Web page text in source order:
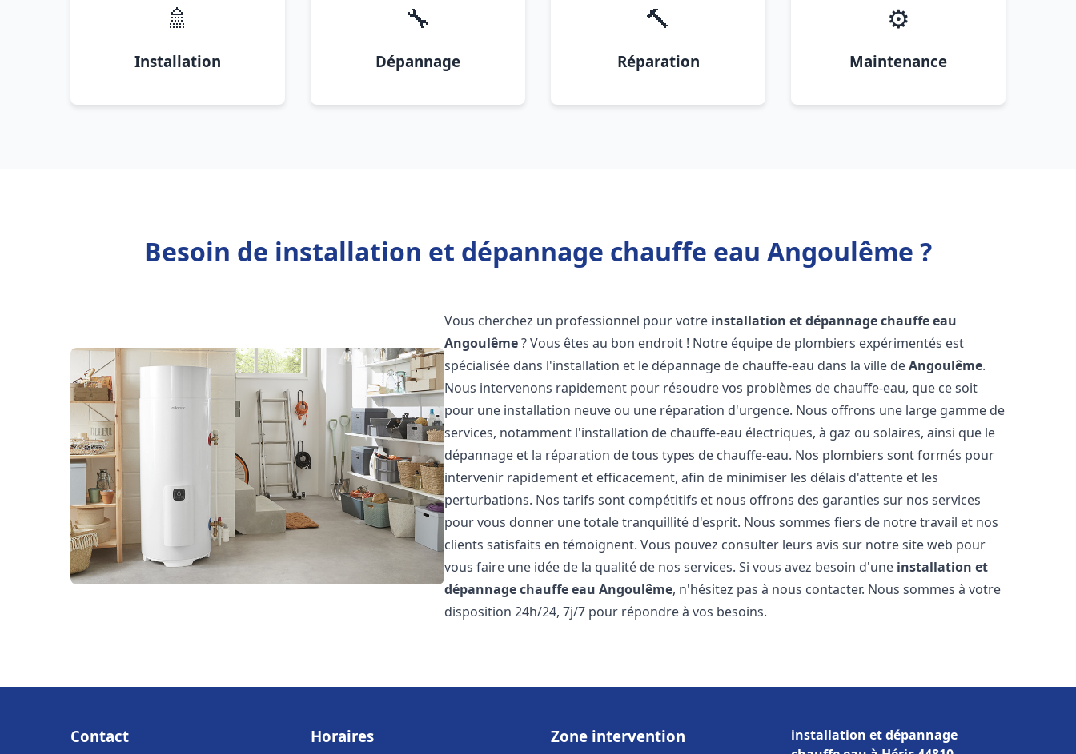
🚿
Installation
🔧
Dépannage
🔨
Réparation
⚙️
Maintenance
Besoin de installation et dépannage chauffe eau Angoulême ?
Vous cherchez un professionnel pour votre installation et dépannage chauffe eau
Angoulême? Vous êtes au bon endroit ! Notre équipe de plombiers expérimentés est
spécialisée dans l'installation et le dépannage de chauffe-eau dans la ville deAngoulême.
Nous intervenons rapidement pour résoudre vos problèmes de chauffe-eau, que ce soit
pour une installation neuve ou une réparation d'urgence. Nous offrons une large gamme de
services, notamment l'installation de chauffe-eau électriques, à gaz ou solaires, ainsi que le
dépannage et la réparation de tous types de chauffe-eau. Nos plombiers sont formés pour
intervenir rapidement et efficacement, afin de minimiser les délais d'attente et les
perturbations. Nos tarifs sont compétitifs et nous offrons des garanties sur nos services
pour vous donner une totale tranquillité d'esprit. Nous sommes fiers de notre travail et nos
clients satisfaits en témoignent. Vous pouvez consulter leurs avis sur notre site web pour
vous faire une idée de la qualité de nos services. Si vous avez besoin d'une installation et
dépannage chauffe eau Angoulême, n'hésitez pas à nous contacter. Nous sommes à votre
disposition 24h/24, 7j/7 pour répondre à vos besoins.
Contact Horaires Zone intervention
installation et dépannage